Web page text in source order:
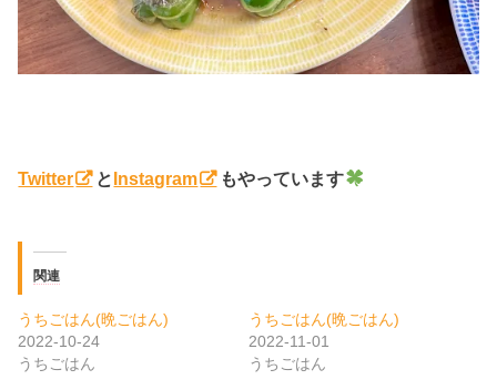
Twitter と Instagram もやっています
関連
うちごはん(晩ごはん)
2022-10-24
うちごはん
うちごはん(晩ごはん)
2022-11-01
うちごはん